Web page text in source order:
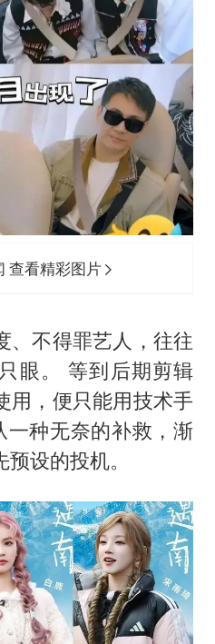
查看精彩图片
、不得罪艺人，往往
眼。 等到后期剪辑
用，便只能用技术手
一种无奈的补救，渐
设的投机。